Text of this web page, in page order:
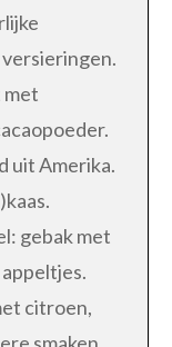
met
uit Amerika.
gebak met
citroen,